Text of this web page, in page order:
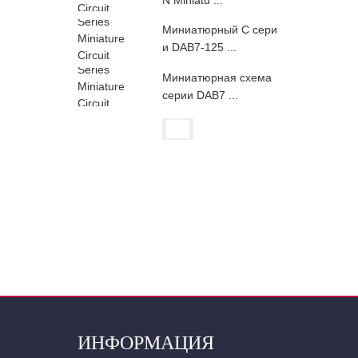
Миниатюрный C сери
и DAB7-125 ...
Миниатюрная схема
серии DAB7 ...
ИНФОРМАЦИЯ